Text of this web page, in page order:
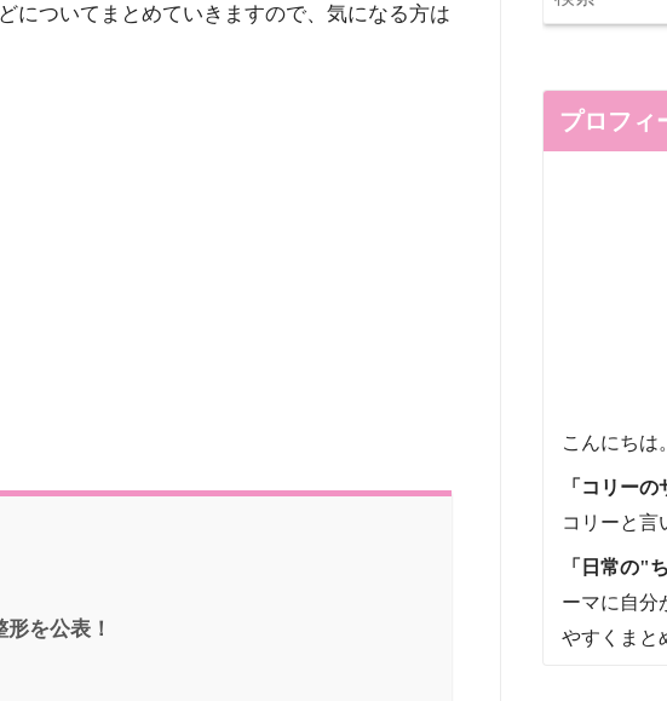
についてまとめていきますので、気になる方は
を公表！
プロフィ
こんにちは。
「コリーの
コリーと言
「日常の"
ーマに自分
やすくまと